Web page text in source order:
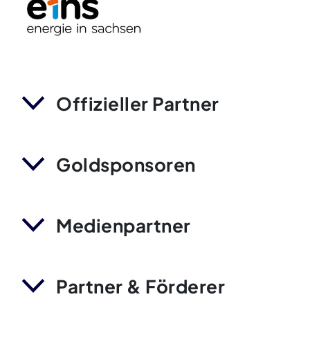
Offizieller Partner
Goldsponsoren
Medienpartner
Partner & Förderer